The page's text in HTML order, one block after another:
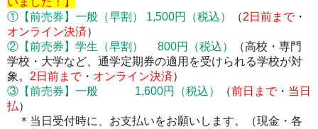
① 【前売券】 一般（早割） 1,500円 （税込） （2 日前まで・
オンライン決済）
② 【前売券】 学生（早割） 800円 （税込）
（高校・専門
学校・大学など、通学定期券の適用を受けられる学校が対
象。 2 日前まで・ オンライン決済）
③ 【前売券】 一般 1,600円 （税込） （前日まで・ 当日
払）
＊当日受付時に、お支払いをお願いします。
（現金・各